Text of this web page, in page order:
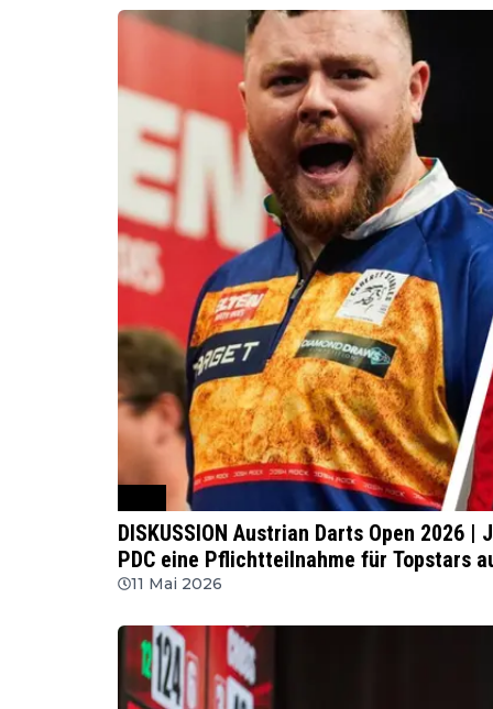
DISKUSSION Austrian Darts Open 2026
PDC eine Pflichtteilnahme für Topstars
11 Mai 2026